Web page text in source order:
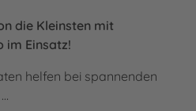
die Kleinsten mit
im Einsatz!
helfen bei spannenden